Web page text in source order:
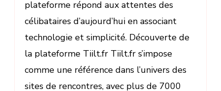
plateforme répond aux attentes des
célibataires d’aujourd’hui en associant
technologie et simplicité. Découverte de
la plateforme Tiilt.fr Tiilt.fr s’impose
comme une référence dans l’univers des
sites de rencontres, avec plus de 7000